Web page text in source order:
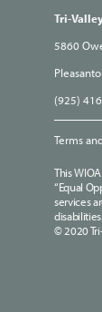
Tri-
5860
(925)
Terms
This
“Equal
services
disabilities.
© 2020